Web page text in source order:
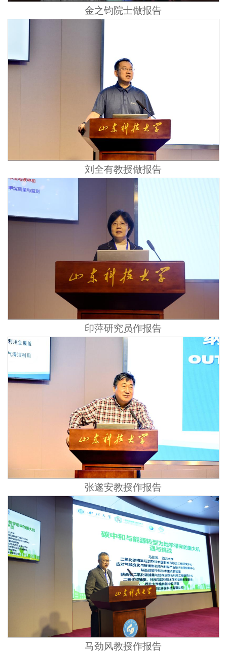
金之钧院士做报告
刘全有教授做报告
印萍研究员作报告
张遂安教授作报告
马劲风教授作报告